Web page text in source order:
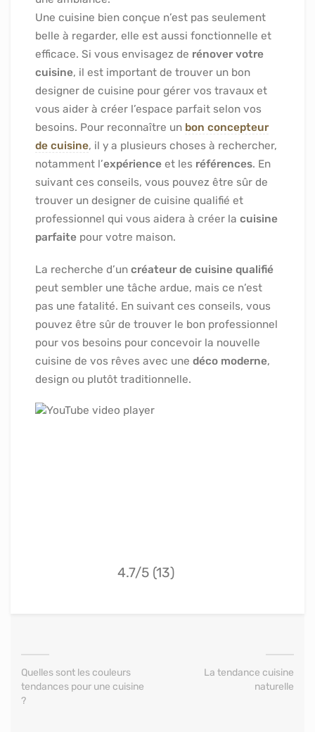
Une cuisine bien conçue n’est pas seulement
belle à regarder, elle est aussi fonctionnelle et
efficace. Si vous envisagez de rénover votre
cuisine, il est important de trouver un bon
designer de cuisine pour gérer vos travaux et
vous aider à créer l’espace parfait selon vos
besoins. Pour reconnaître un bon concepteur
de cuisine, il y a plusieurs choses à rechercher,
notamment l’expérience et les références. En
suivant ces conseils, vous pouvez être sûr de
trouver un designer de cuisine qualifié et
professionnel qui vous aidera à créer la cuisine
parfaite pour votre maison.
La recherche d’un créateur de cuisine qualifié
peut sembler une tâche ardue, mais ce n’est
pas une fatalité. En suivant ces conseils, vous
pouvez être sûr de trouver le bon professionnel
pour vos besoins pour concevoir la nouvelle
cuisine de vos rêves avec une déco moderne,
design ou plutôt traditionnelle.
4.7/5 (13)
Quelles sont les couleurs
tendances pour une cuisine
?
La tendance cuisine
naturelle